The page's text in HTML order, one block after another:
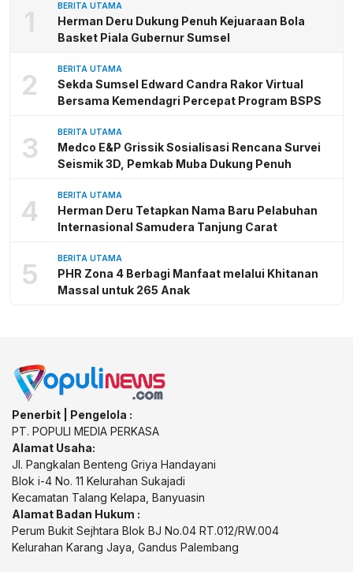
1 BERITA UTAMA
Herman Deru Dukung Penuh Kejuaraan Bola
Basket Piala Gubernur Sumsel
2 BERITA UTAMA
Sekda Sumsel Edward Candra Rakor Virtual
Bersama Kemendagri Percepat Program BSPS
3 BERITA UTAMA
Medco E&P Grissik Sosialisasi Rencana Survei
Seismik 3D, Pemkab Muba Dukung Penuh
4 BERITA UTAMA
Herman Deru Tetapkan Nama Baru Pelabuhan
Internasional Samudera Tanjung Carat
5 BERITA UTAMA
PHR Zona 4 Berbagi Manfaat melalui Khitanan
Massal untuk 265 Anak
Penerbit | Pengelola :
PT. POPULI MEDIA PERKASA
Alamat Usaha:
Jl. Pangkalan Benteng Griya Handayani
Blok i-4 No. 11 Kelurahan Sukajadi
Kecamatan Talang Kelapa, Banyuasin
Alamat Badan Hukum :
Perum Bukit Sejhtara Blok BJ No.04 RT.012/RW.004
Kelurahan Karang Jaya, Gandus Palembang